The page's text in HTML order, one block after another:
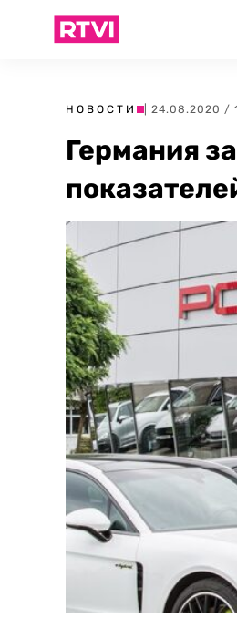
НОВОСТИ | 24.08.2020 /
Германия